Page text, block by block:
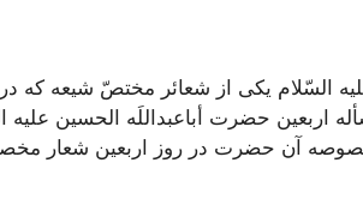
السّلام یکی از شعائر مختصّ شیعه که
اربعین حضرت أباعبداللَه الحسین علیه
آن حضرت در روز اربعین شعار